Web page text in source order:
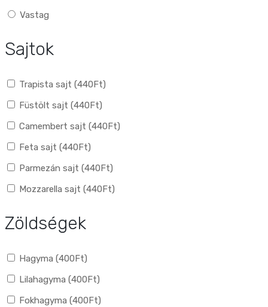
Vastag
Sajtok
Trapista sajt (440Ft)
Füstölt sajt (440Ft)
Camembert sajt (440Ft)
Feta sajt (440Ft)
Parmezán sajt (440Ft)
Mozzarella sajt (440Ft)
Zöldségek
Hagyma (400Ft)
Lilahagyma (400Ft)
Fokhagyma (400Ft)